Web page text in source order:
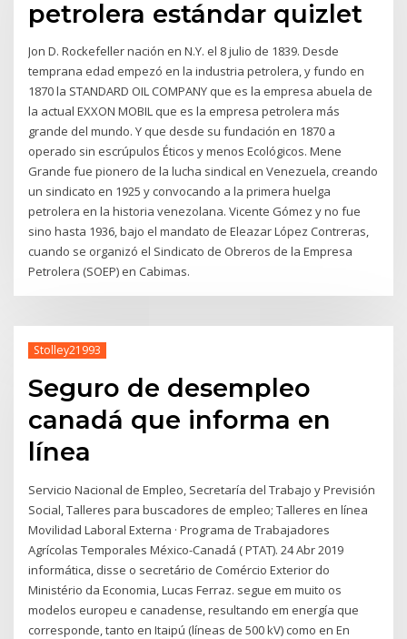
petrolera estándar quizlet
Jon D. Rockefeller nación en N.Y. el 8 julio de 1839. Desde
temprana edad empezó en la industria petrolera, y fundo en
1870 la STANDARD OIL COMPANY que es la empresa abuela de
la actual EXXON MOBIL que es la empresa petrolera más
grande del mundo. Y que desde su fundación en 1870 a
operado sin escrúpulos Éticos y menos Ecológicos. Mene
Grande fue pionero de la lucha sindical en Venezuela, creando
un sindicato en 1925 y convocando a la primera huelga
petrolera en la historia venezolana. Vicente Gómez y no fue
sino hasta 1936, bajo el mandato de Eleazar López Contreras,
cuando se organizó el Sindicato de Obreros de la Empresa
Petrolera (SOEP) en Cabimas.
Stolley21993
Seguro de desempleo
canadá que informa en
línea
Servicio Nacional de Empleo, Secretaría del Trabajo y Previsión
Social, Talleres para buscadores de empleo; Talleres en línea
Movilidad Laboral Externa · Programa de Trabajadores
Agrícolas Temporales México-Canadá ( PTAT). 24 Abr 2019
informática, disse o secretário de Comércio Exterior do
Ministério da Economia, Lucas Ferraz. segue em muito os
modelos europeu e canadense, resultando em energía que
corresponde, tanto en Itaipú (líneas de 500 kV) como en En